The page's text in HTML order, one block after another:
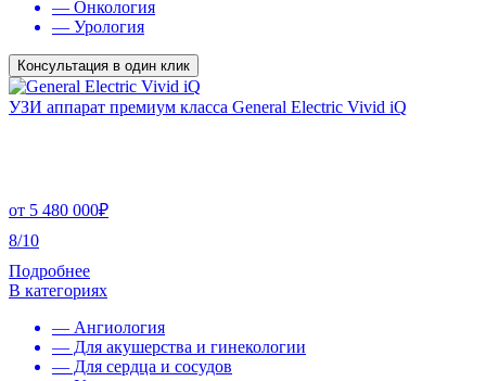
— Онкология
— Урология
Консультация в один клик
УЗИ аппарат премиум класса General Electric Vivid iQ
от 5 480 000₽
8/10
Подробнее
В категориях
— Ангиология
— Для акушерства и гинекологии
— Для сердца и сосудов